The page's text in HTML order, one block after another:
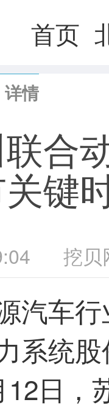
首页
详情
合
键
挖贝
汽车
系统
日，